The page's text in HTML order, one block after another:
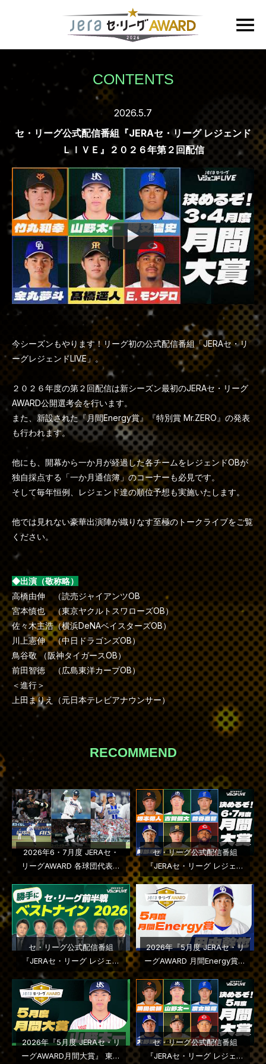
CONTENTS
2026.5.7
セ・リーグ公式配信番組『JERAセ・リーグ レジェンド
ＬＩＶＥ』２０２６年第２回配信
今シーズンもやります！リーグ初の公式配信番組「JERAセ・リ
ーグレジェンドLIVE」。
２０２６年度の第２回配信は新シーズン最初のJERAセ・リーグ
AWARD公開選考会を行います。
また、新設された『月間Energy賞』『特別賞 Mr.ZERO』の発表
も行われます。
他にも、開幕から一か月が経過した各チームをレジェンドOBが
独自採点する「一か月通信簿」のコーナーも必見です。
そして毎年恒例、レジェンド達の順位予想も実施いたします。
他では見れない豪華出演陣が織りなす至極のトークライブをご覧
ください。
◆出演（敬称略）
高橋由伸 （読売ジャイアンツOB
宮本慎也 （東京ヤクルトスワローズOB）
佐々木主浩（横浜DeNAベイスターズOB）
川上憲伸 （中日ドラゴンズOB）
鳥谷敬 （阪神タイガースOB）
前田智徳 （広島東洋カープOB）
＜進行＞
上田まりえ（元日本テレビアナウンサー）
RECOMMEND
2026年6・7月度 JERAセ・
リーグAWARD 各球団代表選
セ・リーグ公式配信番組
『JERAセ・リーグ レジェン
ドＬＩＶＥ』２０２６年第５
回配信
セ・リーグ公式配信番組
『JERAセ・リーグ レジェン
ドＬＩＶＥ』２０２６年第４
回配信
2026年『5月度 JERAセ・リ
ーグAWARD 月間Energy賞』
中日ドラゴンズ・田中幹也選
手に決定
2026年『5月度 JERAセ・リ
ーグAWARD月間大賞』 東京
セ・リーグ公式配信番組
『JERAセ・リーグ レジェン